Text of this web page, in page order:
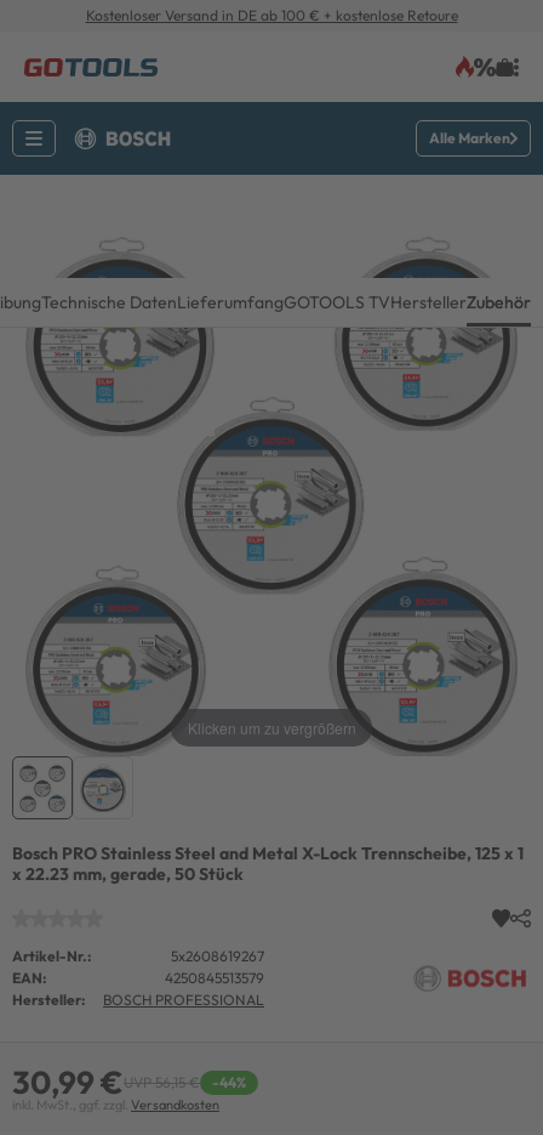
Kostenloser Versand in DE ab 100 € + kostenlose Retoure
Alle Marken
Technische DatenLieferumfangGOTOOLS TVHerstellerZubehör
Klicken um zu vergrößern
Bosch PRO Stainless Steel and Metal X-Lock Trennscheibe, 125 x 1
x 22.23 mm, gerade, 50 Stück
Artikel-Nr.:
5x2608619267
EAN:
4250845513579
Hersteller:
BOSCH PROFESSIONAL
30,99 €UVP 56,15 € -44%
inkl. MwSt., ggf. zzgl. Versandkosten